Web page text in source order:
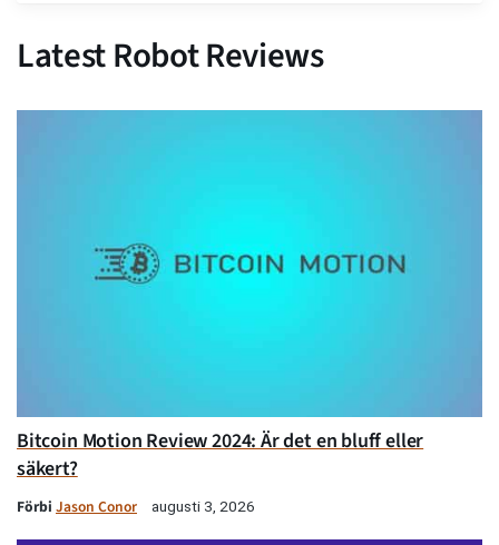
Latest Robot Reviews
Bitcoin Motion Review 2024: Är det en bluff eller
säkert?
Förbi Jason Conor augusti 3, 2026